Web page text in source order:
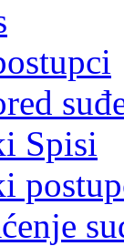
Spisi